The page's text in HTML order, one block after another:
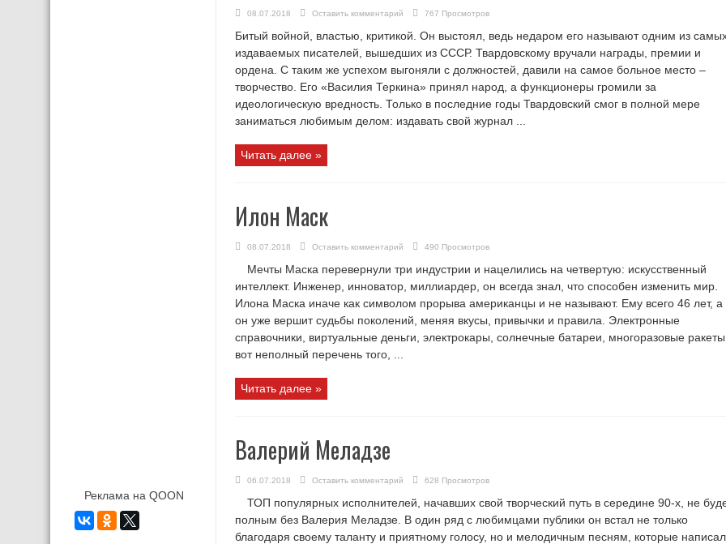
08.07.2018 Оставить комментарий 767 Просмотров
Битый войной, властью, критикой. Он выстоял, ведь недаром его называют одним из
издаваемых писателей, вышедших из СССР. Твардовскому вручали награды, премии и
ордена. С таким же успехом выгоняли с должностей, давили на самое больное место –
творчество. Его «Василия Теркина» принял народ, а функционеры громили за
идеологическую вредность. Только в последние годы Твардовский смог в полной мере
заниматься любимым делом: издавать свой журнал ...
Читать далее »
Илон Маск
08.07.2018 Оставить комментарий 490 Просмотров
Мечты Маска перевернули три индустрии и нацелились на четвертую: искусственный
интеллект. Инженер, инноватор, миллиардер, он всегда знал, что способен изменить мир.
Илона Маска иначе как символом прорыва американцы и не называют. Ему всего 46 лет, а
он уже вершит судьбы поколений, меняя вкусы, привычки и правила. Электронные
справочники, виртуальные деньги, электрокары, солнечные батареи, многоразовые
вот неполный перечень того, ...
Читать далее »
Валерий Меладзе
06.07.2018 Оставить комментарий 628 Просмотров
ТОП популярных исполнителей, начавших свой творческий путь в середине 90-х, не
полным без Валерия Меладзе. В один ряд с любимцами публики он встал не только
благодаря своему таланту и приятному голосу, но и мелодичным песням, которые написал
Реклама на QOON